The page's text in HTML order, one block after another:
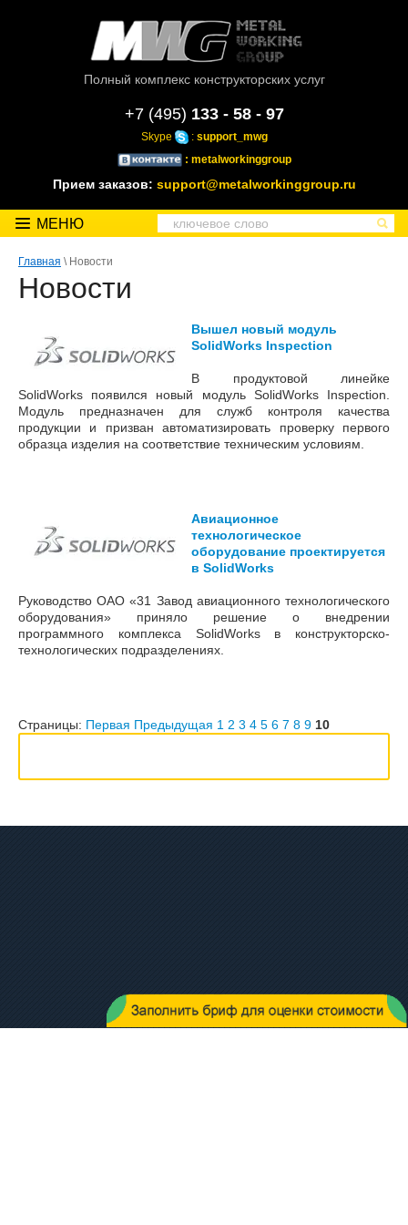
Полный комплекс конструкторских услуг
+7 (495) 133 - 58 - 97
Skype : support_mwg
: metalworkinggroup
Прием заказов: support@metalworkinggroup.ru
МЕНЮ
Главная \ Новости
Новости
Вышел новый модуль
SolidWorks Inspection
В продуктовой линейке
SolidWorks появился новый модуль SolidWorks Inspection.
Модуль предназначен для служб контроля качества
продукции и призван автоматизировать проверку первого
образца изделия на соответствие техническим условиям.
Авиационное
технологическое
оборудование проектируется
в SolidWorks
Руководство ОАО «31 Завод авиационного технологического
оборудования» приняло решение о внедрении
программного комплекса SolidWorks в конструкторско-
технологических подразделениях.
Страницы: Первая Предыдущая 1 2 3 4 5 6 7 8 9 10